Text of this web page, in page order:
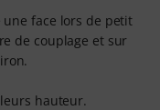
une face lors de petit
de couplage et sur
hauteur.